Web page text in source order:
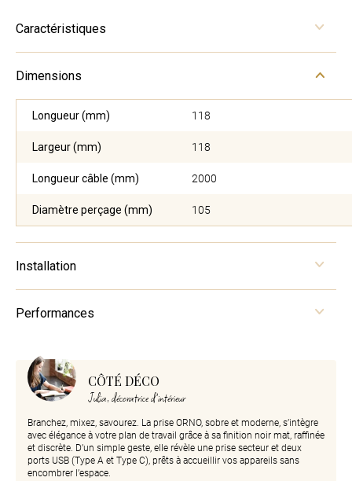
Caractéristiques
Dimensions
Longueur (mm) 118
Largeur (mm) 118
Longueur câble (mm) 2000
Diamètre perçage (mm) 105
Installation
Performances
CÔTÉ DÉCO
Julia, décoratrice d'intérieur
Branchez, mixez, savourez. La prise ORNO, sobre et moderne, s’intègre
avec élégance à votre plan de travail grâce à sa finition noir mat, raffinée
et discrète. D’un simple geste, elle révèle une prise secteur et deux
ports USB (Type A et Type C), prêts à accueillir vos appareils sans
encombrer l’espace.